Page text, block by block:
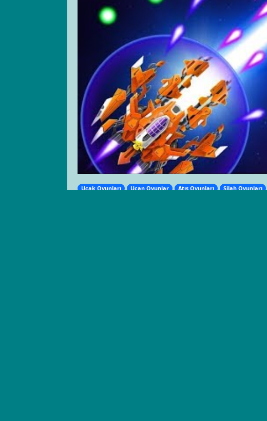
Uçak Oyunları Uçan Oyunlar Atış Oyunları Silah Oyunları